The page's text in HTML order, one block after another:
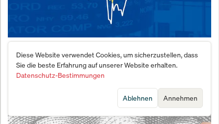
DAX vs. S&P 500: Warum US-Aktien davonlaufen –
und wann die Party vorbei sein könnte
Diese Website verwendet Cookies, um sicherzustellen, dass
Sie die beste Erfahrung auf unserer Website erhalten.
Datenschutz-Bestimmungen
Annehmen
Ablehnen